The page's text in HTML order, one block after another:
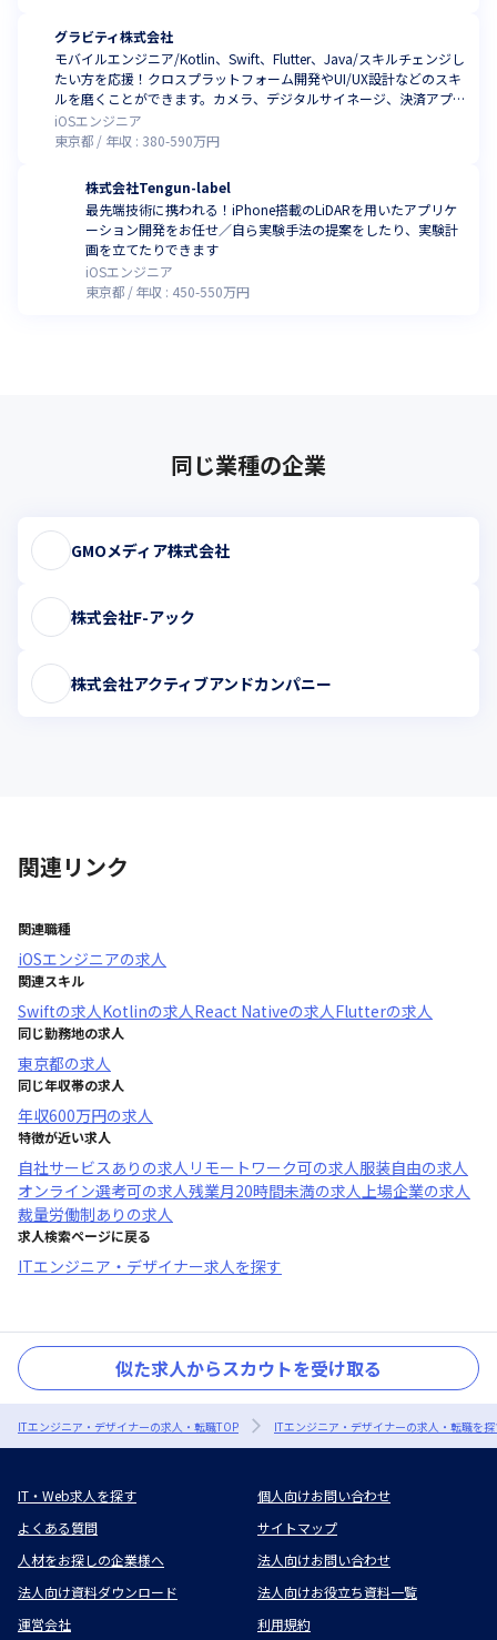
グラビティ株式会社
モバイルエンジニア/Kotlin、Swift、Flutter、Java/スキルチェンジし
たい方を応援！クロスプラットフォーム開発やUI/UX設計などのスキ
ルを磨くことができます。カメラ、デジタルサイネージ、決済アプリ
など様々な領域のプロジェクトに参加し、アイデアを実現する喜び
と成果を実感できます。技術の進化に対応しながらチームと協力し、
iOSエンジニア
東京都
年収 : 380-590万円
株式会社Tengun-label
最先端技術に携われる！iPhone搭載のLiDARを用いたアプリケ
ーション開発をお任せ／自ら実験手法の提案をしたり、実験計
画を立てたりできます
iOSエンジニア
東京都
年収 : 450-550万円
同じ業種の企業
GMOメディア株式会社
株式会社F-アック
株式会社アクティブアンドカンパニー
関連リンク
関連職種
iOSエンジニアの求人
関連スキル
Swiftの求人Kotlinの求人React Nativeの求人Flutterの求人
同じ勤務地の求人
東京都の求人
同じ年収帯の求人
年収600万円の求人
特徴が近い求人
自社サービスあり の求人 リモートワーク可の求人服装自由の求人
オンライン選考可の求人残業月20時間未満の求人上場企業の求人
裁量労働制あり の求人
求人検索ページに戻る
ITエンジニア・デザイナー求人を探す
似た求人からスカウトを受け取る
ITエンジニア・デザイナーの求人・転職TOP ITエンジニア・デザイナーの求人・転職を
IT・Web求人を探す
個人向けお問い合わせ
よくある質問
サイトマップ
人材をお探しの企業様へ
法人向けお問い合わせ
法人向け資料ダウンロード
法人向けお役立ち資料一覧
運営会社
利用規約